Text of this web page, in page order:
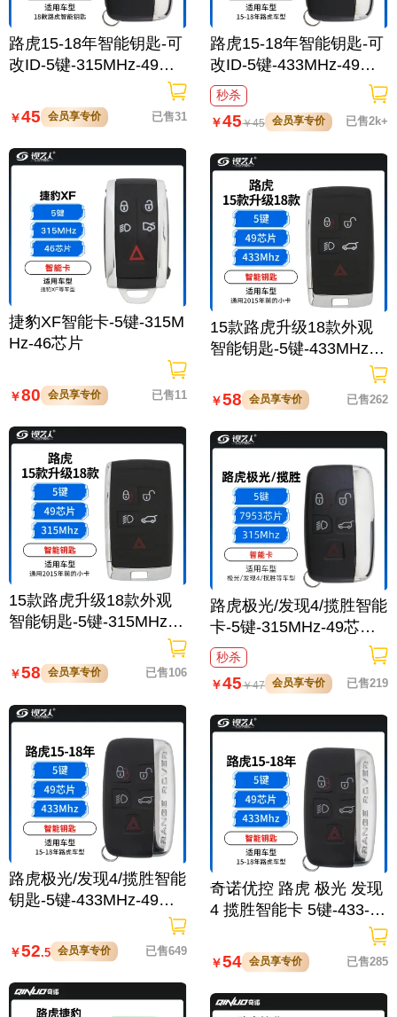
路虎15-18年智能钥匙-可
改ID-5键-315MHz-49芯
￥45 会员享专价 已售31
捷豹XF智能卡-5键-315M
Hz-46芯片
￥80 会员享专价 已售11
15款路虎升级18款外观
智能钥匙-5键-315MHz-4
￥58 会员享专价 已售106
路虎极光/发现4/揽胜智能
钥匙-5键-433MHz-49芯
￥52.5 会员享专价 已售649
路虎15-18年智能钥匙-可
改ID-5键-433MHz-49芯
片-磨砂后盖 支持N51
秒杀
￥45￥45 会员享专价 已售2k+
15款路虎升级18款外观
智能钥匙-5键-433MHz-4
￥58 会员享专价 已售262
路虎极光/发现4/揽胜智能
卡-5键-315MHz-49芯片-
烤漆后盖
秒杀
￥45￥47 会员享专价 已售219
奇诺优控 路虎 极光 发现
4 揽胜智能卡 5键-433-49
芯片 磨砂后盖「不可改 I
D」
￥54 会员享专价 已售285